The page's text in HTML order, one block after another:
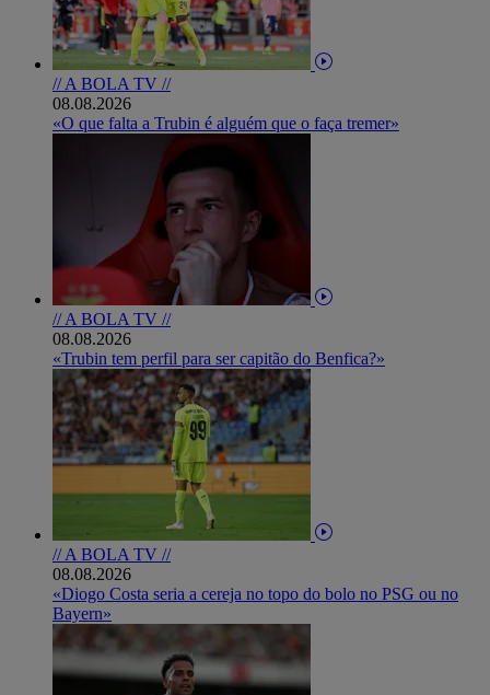
// A BOLA TV //
08.08.2026
«O que falta a Trubin é alguém que o faça tremer»
// A BOLA TV //
08.08.2026
«Trubin tem perfil para ser capitão do Benfica?»
// A BOLA TV //
08.08.2026
«Diogo Costa seria a cereja no topo do bolo no PSG ou no
Bayern»